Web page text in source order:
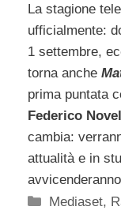
La stagione
ufficialmente:
1 settembre,
torna anche
prima puntata
Federico
cambia:
attualità e in
Categorie
Mediaset,